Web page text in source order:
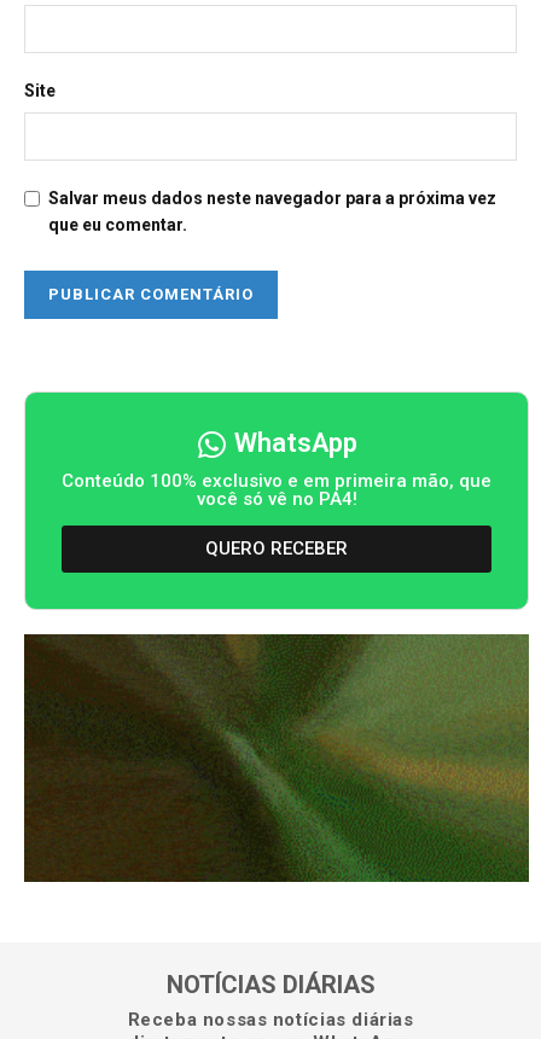
Site
Salvar meus dados neste navegador para a próxima vez
que eu comentar.
WhatsApp
Conteúdo 100% exclusivo e em primeira mão, que
você só vê no PA4!
QUERO RECEBER
NOTÍCIAS DIÁRIAS
Receba nossas notícias diárias